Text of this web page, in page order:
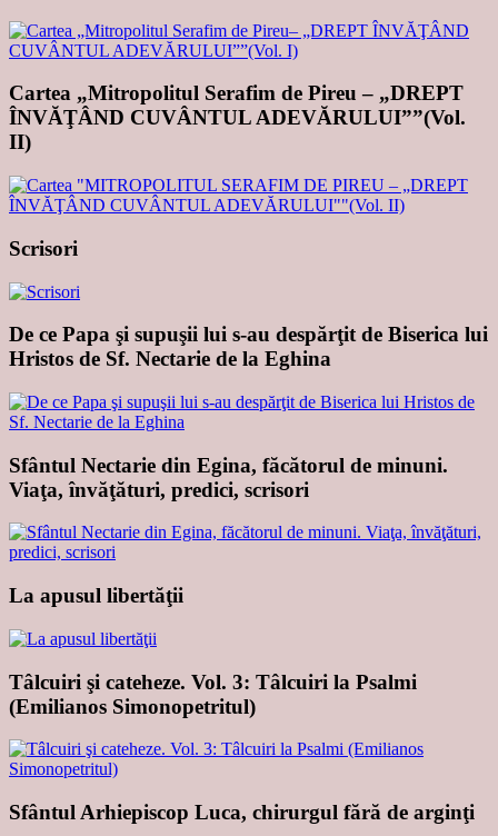
Cartea „Mitropolitul Serafim de Pireu – „DREPT
ÎNVĂŢÂND CUVÂNTUL ADEVĂRULUI””(Vol.
II)
Scrisori
De ce Papa şi supuşii lui s-au despărţit de Biserica lui
Hristos de Sf. Nectarie de la Eghina
Sfântul Nectarie din Egina, făcătorul de minuni.
Viaţa, învăţături, predici, scrisori
La apusul libertăţii
Tâlcuiri şi cateheze. Vol. 3: Tâlcuiri la Psalmi
(Emilianos Simonopetritul)
Sfântul Arhiepiscop Luca, chirurgul fără de arginţi